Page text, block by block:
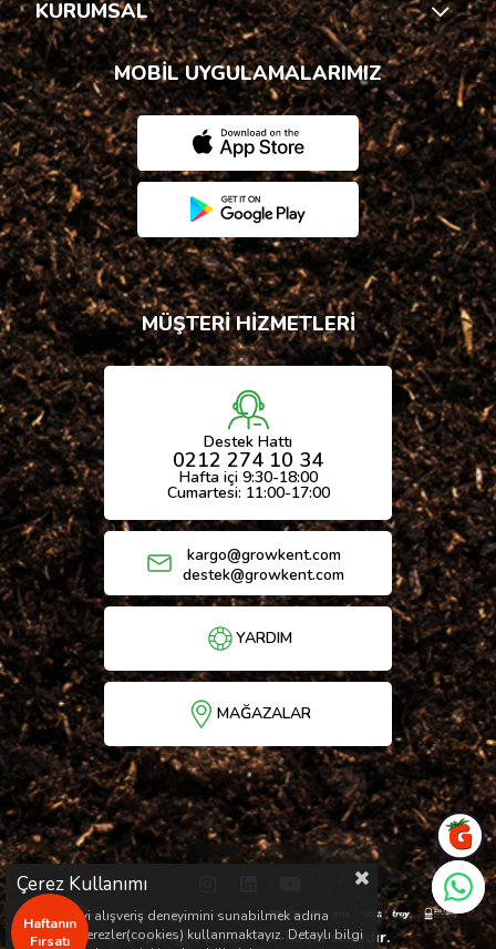
KURUMSAL
MOBİL UYGULAMALARIMIZ
MÜŞTERİ HİZMETLERİ
Destek Hattı
0212 274 10 34
Hafta içi 9:30-18:00
Cumartesi: 11:00-17:00
kargo@growkent.com
destek@growkent.com
YARDIM
MAĞAZALAR
Haftanın
Fırsatı
© Copyright 2026 / Her hakkı saklıdır.
Çerez Kullanımı
Sizlere en iyi alışveriş deneyimini sunabilmek adına
sitemizde çerezler(cookies) kullanmaktayız. Detaylı bilgi